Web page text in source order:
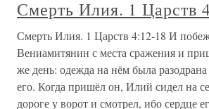
Смерть Илия. 1 Царств
Смерть Илия. 1 Царств 4:12-18 И
Вениамитянин с места сражения и
же день: одежда на нём была
его. Когда пришёл он, Илий сидел на
дороге у ворот и смотрел, ибо сердце